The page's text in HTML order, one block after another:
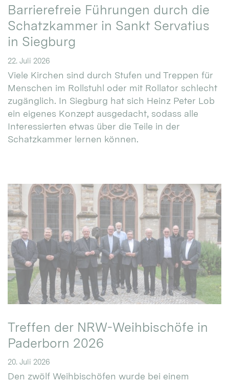
Barrierefreie Führungen durch die
Schatzkammer in Sankt Servatius
in Siegburg
22. Juli 2026
Viele Kirchen sind durch Stufen und Treppen für
Menschen im Rollstuhl oder mit Rollator schlecht
zugänglich. In Siegburg hat sich Heinz Peter Lob
ein eigenes Konzept ausgedacht, sodass alle
Interessierten etwas über die Teile in der
Schatzkammer lernen können.
Treffen der NRW-Weihbischöfe in
Paderborn 2026
20. Juli 2026
Den zwölf Weihbischöfen wurde bei einem